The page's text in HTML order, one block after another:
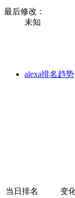
最后修改：
未知
alexa排名趋势
当日排名 变